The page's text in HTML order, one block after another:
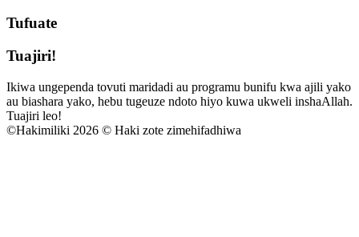
Tufuate
Tuajiri!
Ikiwa ungependa tovuti maridadi au programu bunifu kwa ajili yako
au biashara yako, hebu tugeuze ndoto hiyo kuwa ukweli inshaAllah.
Tuajiri leo!
©Hakimiliki 2026 © Haki zote zimehifadhiwa